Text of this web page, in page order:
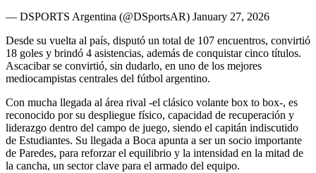
— DSPORTS Argentina (@DSportsAR) January 27, 2026
Desde su vuelta al país, disputó un total de 107 encuentros, convirtió
18 goles y brindó 4 asistencias, además de conquistar cinco títulos.
Ascacibar se convirtió, sin dudarlo, en uno de los mejores
mediocampistas centrales del fútbol argentino.
Con mucha llegada al área rival -el clásico volante box to box-, es
reconocido por su despliegue físico, capacidad de recuperación y
liderazgo dentro del campo de juego, siendo el capitán indiscutido
de Estudiantes. Su llegada a Boca apunta a ser un socio importante
de Paredes, para reforzar el equilibrio y la intensidad en la mitad de
la cancha, un sector clave para el armado del equipo.